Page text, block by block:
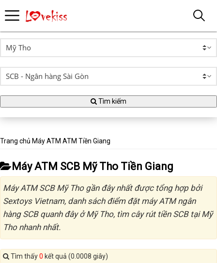
Tìm kiếm
Trang chủ Máy ATM ATM Tiền Giang
Máy ATM SCB Mỹ Tho Tiền Giang
Máy ATM SCB Mỹ Tho gần đây nhất được tổng hợp bởi
Sextoys Vietnam, danh sách điểm đặt máy ATM ngân
hàng SCB quanh đây ở Mỹ Tho, tìm cây rút tiền SCB tại Mỹ
Tho nhanh nhất.
Tìm thấy0 kết quả (0.0008 giây)